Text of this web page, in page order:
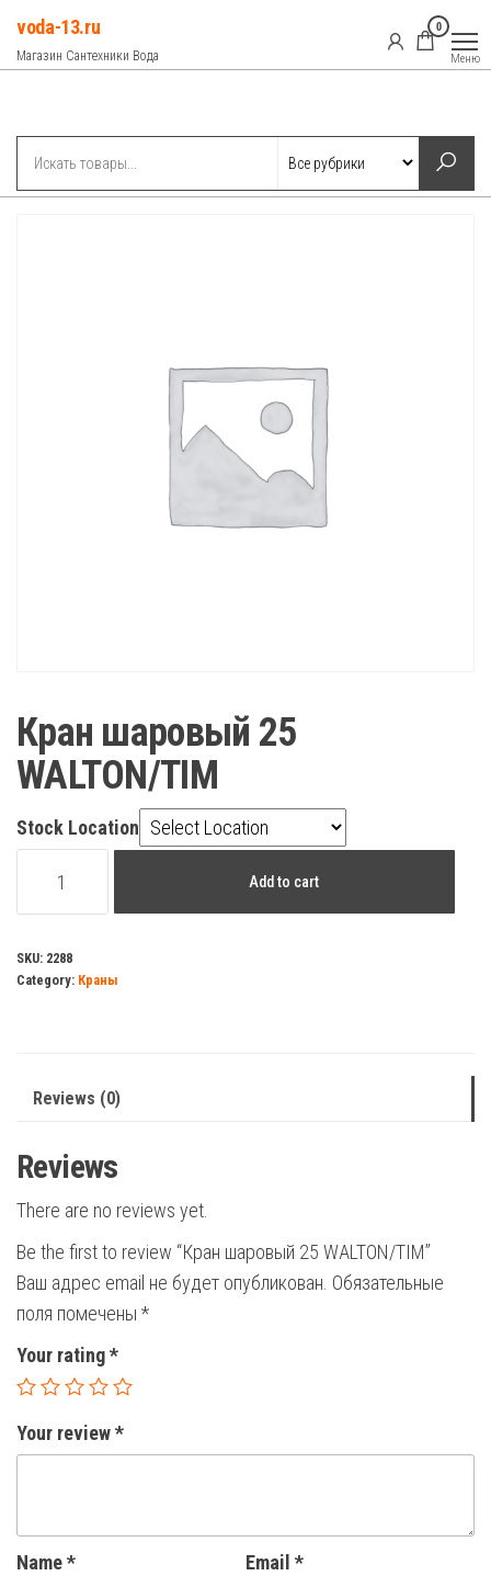
Перейти
содержимому
voda-13.ru
Магазин Сантехники Вода
0
Меню
Кран шаровый 25
WALTON/TIM
Stock Location
шаровый
WALTON/TIM
quantity
Add to cart
SKU: 2288
Category: Краны
Reviews (0)
Reviews
There are no reviews yet.
Be the first to review “Кран шаровый 25 WALTON/TIM”
Ваш адрес email не будет опубликован. Обязательные
поля помечены *
Your rating*
Your review*
Name* Email *